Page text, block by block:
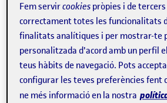
per a l'aprenentatge basat en
intel·ligència artificial
Es tracta d'un sistema d'ajuda per a
inclourà la detecció precoç de risc
el retorn (feedback) automàtic, els
Fem servircookies pròpies i de
correctament totes les funcionalitats
finalitats analítiques i per mostrar-te
personalitzada d'acord amb un perfil
teus hàbits de navegació. Pots
configurar les teves preferències fent
ne més informació en la nostra